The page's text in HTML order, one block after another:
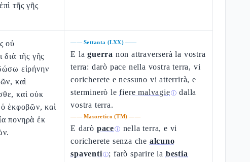
τῆς γῆς
οὐ
διὰ τῆς γῆς
εἰρήνην
καὶ
καὶ οὐκ
ἐκφοβῶν, καὶ
πονηρὰ ἐκ
——Settanta (LXX)——
E laguerra non attraverserà la vostra
terra: darò pace nella vostra terra, vi
coricherete e nessuno vi atterrirà, e
sterminerò lefiere malvagieⓘ dalla
vostra terra.
——Masoretico (TM) ——
E darò paceⓘ nella terra, e vi
coricherete senza che alcuno
spaventiⓘ; farò sparire la bestia